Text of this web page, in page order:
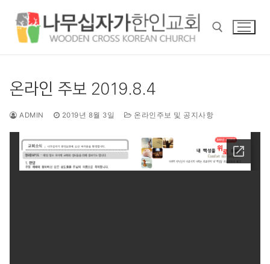
온라인 주보 2019.8.4
ADMIN 2019년 8월 3일 온라인주보 및 공지사항